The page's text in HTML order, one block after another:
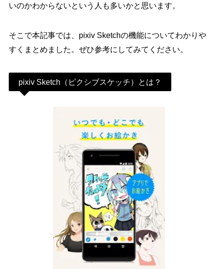
いのかわからないという人も多いかと思います。
そこで本記事では、pixiv Sketchの機能についてわかりや
すくまとめました。ぜひ参考にしてみてください。
pixiv Sketch（ピクシブスケッチ）とは？